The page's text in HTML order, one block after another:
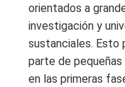
orientados a
investigación y
sustanciales. Esto
parte de pequeñas
en las primeras